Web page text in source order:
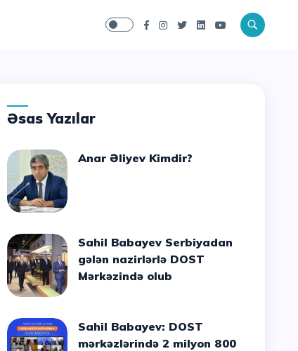
Əsas Yazılar
Anar Əliyev Kimdir?
Sahil Babayev Serbiyadan
gələn nazirlərlə DOST
Mərkəzində olub
Sahil Babayev: DOST
mərkəzlərində 2 milyon 800